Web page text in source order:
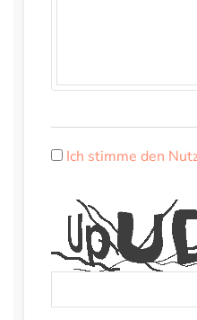
Ich stimme den